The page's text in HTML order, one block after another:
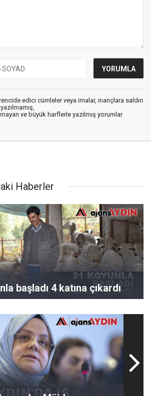
edici cümleler veya imalar, inançlara saldırı
ve büyük harflerle yazılmış yorumlar
Haberler
başladı 4 katına çıkardı